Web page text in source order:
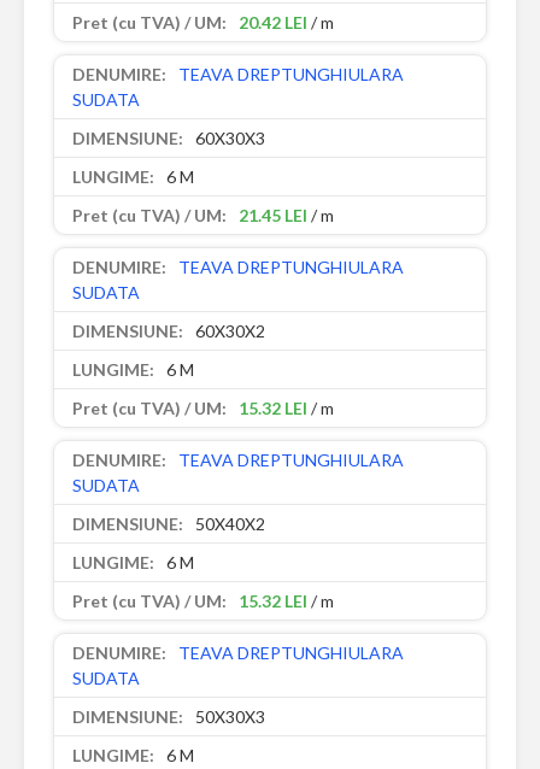
20.42 LEI / m
TEAVA DREPTUNGHIULARA
SUDATA
60X30X3
6 M
21.45 LEI / m
TEAVA DREPTUNGHIULARA
SUDATA
60X30X2
6 M
15.32 LEI / m
TEAVA DREPTUNGHIULARA
SUDATA
50X40X2
6 M
15.32 LEI / m
TEAVA DREPTUNGHIULARA
SUDATA
50X30X3
6 M